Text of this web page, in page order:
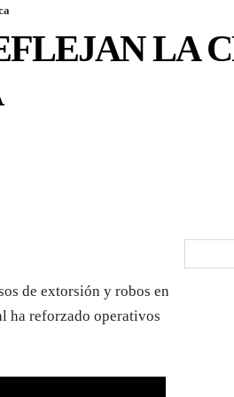
LA
de extorsión y robos en
ha reforzado operativos